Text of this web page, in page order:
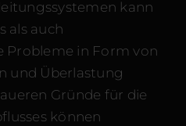
kann
als auch
in Form von
und Überlastung
Gründe für die
können